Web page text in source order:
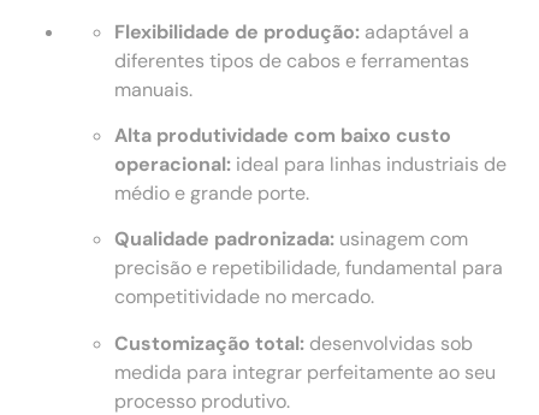
Flexibilidade de produção: adaptável a
diferentes tipos de cabos e ferramentas
manuais.
Alta produtividade com baixo custo
operacional: ideal para linhas industriais de
médio e grande porte.
Qualidade padronizada: usinagem com
precisão e repetibilidade, fundamental para
competitividade no mercado.
Customização total: desenvolvidas sob
medida para integrar perfeitamente ao seu
processo produtivo.